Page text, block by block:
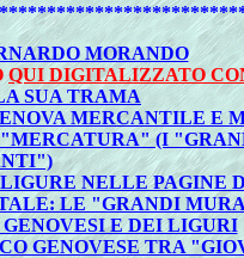
MORANDO
QUI DIGITALIZZATO
SUA TRAMA
MERCANTILE E
(I
NELLE PAGINE
LE "GRANDI
E DEI LIGURI
GENOVESE TRA